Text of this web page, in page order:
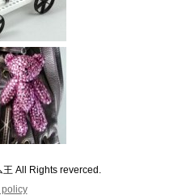
All Rights reverced.
policy